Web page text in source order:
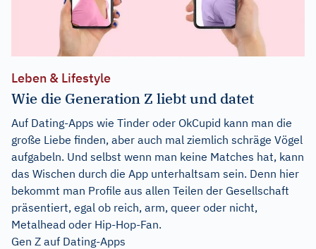
Leben & Lifestyle
Wie die Generation Z liebt und datet
Auf Dating-Apps wie Tinder oder OkCupid kann man die
große Liebe finden, aber auch mal ziemlich schräge Vögel
aufgabeln. Und selbst wenn man keine Matches hat, kann
das Wischen durch die App unterhaltsam sein. Denn hier
bekommt man Profile aus allen Teilen der Gesellschaft
präsentiert, egal ob reich, arm, queer oder nicht,
Metalhead oder Hip-Hop-Fan.
Gen Z auf Dating-Apps